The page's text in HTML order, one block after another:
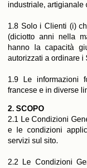
industriale, artigianale
1.8 Solo i Clienti (i)
(diciotto anni nella
hanno la capacità
autorizzati a ordinare i
1.9 Le informazioni
francese e in diverse
2. SCOPO
2.1 Le Condizioni
e le condizioni
servizi sul sito.
2.2 Le Condizioni